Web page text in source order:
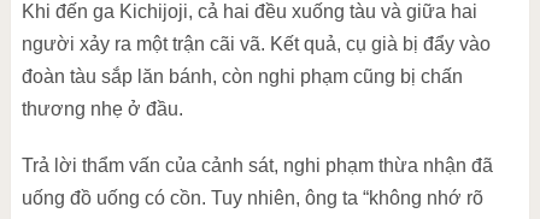
Khi đến ga Kichijoji, cả hai đều xuống tàu và giữa hai
người xảy ra một trận cãi vã. Kết quả, cụ già bị đẩy vào
đoàn tàu sắp lăn bánh, còn nghi phạm cũng bị chấn
thương nhẹ ở đầu.
Trả lời thẩm vấn của cảnh sát, nghi phạm thừa nhận đã
uống đồ uống có cồn. Tuy nhiên, ông ta “không nhớ rõ